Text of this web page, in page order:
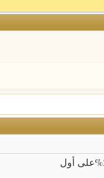
ونيت نقل عفش بالرياض..احصل على خصم 20%على أول